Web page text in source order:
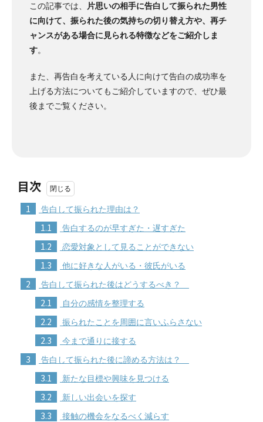
この記事では、
片思いの相手に告白して振られた男性
に向けて、振られた後の気持ちの切り替え方や、再チ
ャンスがある場合に見られる特徴などをご紹介しま
す。
また、再告白を考えている人に向けて告白の成功率を
上げる方法についてもご紹介していますので、ぜひ最
後までご覧ください。
目次
1 告白して振られた理由は？
1.1 告白するのが早すぎた・遅すぎた
1.2 恋愛対象として見ることができない
1.3 他に好きな人がいる・彼氏がいる
2 告白して振られた後はどうするべき？
2.1 自分の感情を整理する
2.2 振られたことを周囲に言いふらさない
2.3 今まで通りに接する
3 告白して振られた後に諦める方法は？
3.1 新たな目標や興味を見つける
3.2 新しい出会いを探す
3.3 接触の機会をなるべく減らす